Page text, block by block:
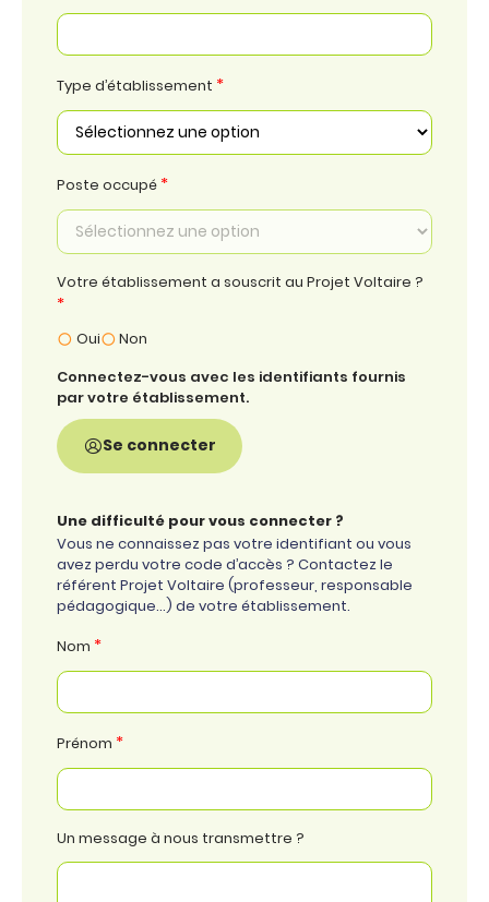
Type d’établissement *
Poste occupé *
Votre établissement a souscrit au Projet Voltaire ?
*
Oui
Non
Connectez-vous avec les identifiants fournis
par votre établissement.
Se connecter
Une difficulté pour vous connecter ?
Vous ne connaissez pas votre identifiant ou vous
avez perdu votre code d’accès ? Contactez le
référent Projet Voltaire (professeur, responsable
pédagogique…) de votre établissement.
Nom *
Prénom *
Un message à nous transmettre ?